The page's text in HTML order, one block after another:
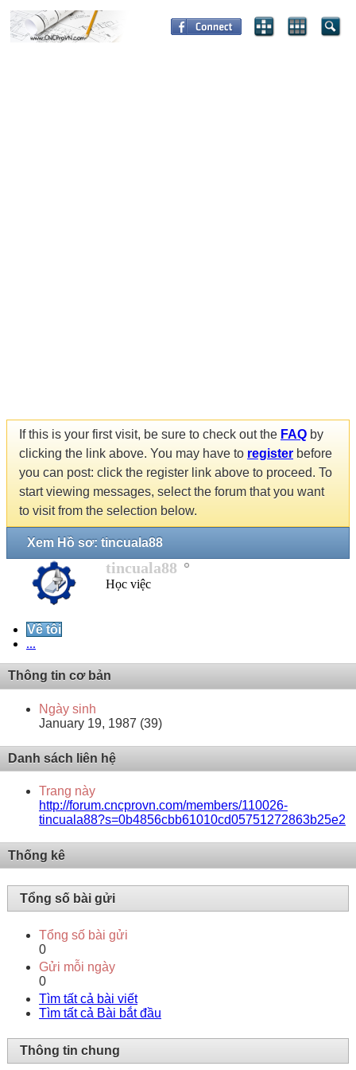
If this is your first visit, be sure to check out the FAQ by
clicking the link above. You may have to register before
you can post: click the register link above to proceed. To
start viewing messages, select the forum that you want
to visit from the selection below.
Xem Hồ sơ: tincuala88
tincuala88
Học việc
Về tôi
...
Thông tin cơ bản
Ngày sinh
January 19, 1987 (39)
Danh sách liên hệ
Trang này
http://forum.cncprovn.com/members/110026-
tincuala88?s=0b4856cbb61010cd05751272863b25e2
Thống kê
Tổng số bài gửi
Tổng số bài gửi
0
Gửi mỗi ngày
0
Tìm tất cả bài viết
Tìm tất cả Bài bắt đầu
Thông tin chung